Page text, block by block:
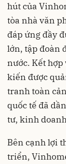
hút của
tòa nhà văn
đáp ứng đầy
lớn, tập đoàn
nước. Kết hợp
kiến được
tranh toàn
quốc tế đã
tư, kinh
Bên cạnh lợi
triển,